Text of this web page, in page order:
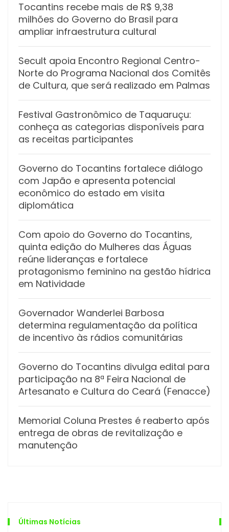
Tocantins recebe mais de R$ 9,38
milhões do Governo do Brasil para
ampliar infraestrutura cultural
Secult apoia Encontro Regional Centro-
Norte do Programa Nacional dos Comitês
de Cultura, que será realizado em Palmas
Festival Gastronômico de Taquaruçu:
conheça as categorias disponíveis para
as receitas participantes
Governo do Tocantins fortalece diálogo
com Japão e apresenta potencial
econômico do estado em visita
diplomática
Com apoio do Governo do Tocantins,
quinta edição do Mulheres das Águas
reúne lideranças e fortalece
protagonismo feminino na gestão hídrica
em Natividade
Governador Wanderlei Barbosa
determina regulamentação da política
de incentivo às rádios comunitárias
Governo do Tocantins divulga edital para
participação na 8ª Feira Nacional de
Artesanato e Cultura do Ceará (Fenacce)
Memorial Coluna Prestes é reaberto após
entrega de obras de revitalização e
manutenção
Últimas Notícias